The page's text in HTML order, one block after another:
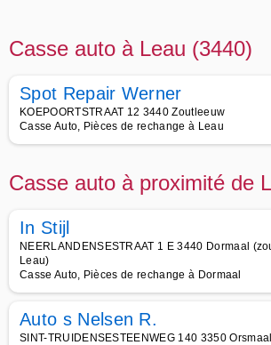
Casse auto à Leau (3440)
Spot Repair Werner
KOEPOORTSTRAAT 12 3440 Zoutleeuw
Casse Auto, Pièces de rechange à Leau
Casse auto à proximité de
In Stijl
NEERLANDENSESTRAAT 1 E 3440 Dormaal
Leau)
Casse Auto, Pièces de rechange à Dormaal
Auto s Nelsen R.
SINT-TRUIDENSESTEENWEG 140 3350